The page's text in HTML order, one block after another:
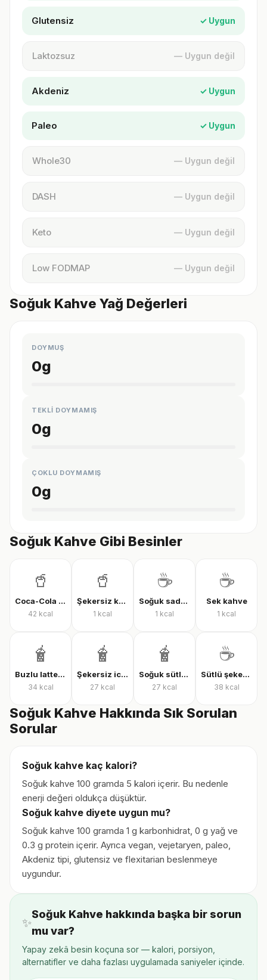
Glutensiz ✓ Uygun
Laktozsuz — Uygun değil
Akdeniz ✓ Uygun
Paleo ✓ Uygun
Whole30 — Uygun değil
DASH — Uygun değil
Keto — Uygun değil
Low FODMAP — Uygun değil
Soğuk Kahve Yağ Değerleri
DOYMUŞ
0g
TEKLİ DOYMAMIŞ
0g
ÇOKLU DOYMAMIŞ
0g
Soğuk Kahve Gibi Besinler
🥤
Coca-Cola Classic
42 kcal
🥤
Şekersiz kola
1 kcal
☕
Soğuk sade kahve
1 kcal
☕
Sek kahve
1 kcal
🧋
Buzlu latte şekersiz
34 kcal
🧋
Şekersiz iced latte
27 kcal
🧋
Soğuk sütlü kahve, şekersiz
27 kcal
☕
Sütlü şekerli kahve
38 kcal
Soğuk Kahve Hakkında Sık Sorulan
Sorular
Soğuk kahve kaç kalori?
Soğuk kahve 100 gramda 5 kalori içerir. Bu nedenle
enerji değeri oldukça düşüktür.
Soğuk kahve diyete uygun mu?
Soğuk kahve 100 gramda 1 g karbonhidrat, 0 g yağ ve
0.3 g protein içerir. Ayrıca vegan, vejetaryen, paleo,
Akdeniz tipi, glutensiz ve flexitarian beslenmeye
uygundur.
✨
Soğuk Kahve hakkında başka bir sorun
mu var?
Yapay zekâ besin koçuna sor — kalori, porsiyon,
alternatifler ve daha fazlası uygulamada saniyeler içinde.